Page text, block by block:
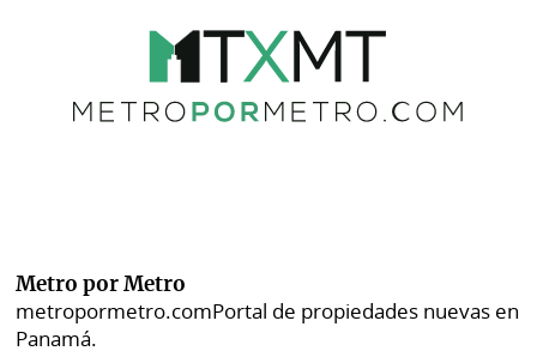
Metro por Metro
metropormetro.comPortal de propiedades nuevas en
Panamá.